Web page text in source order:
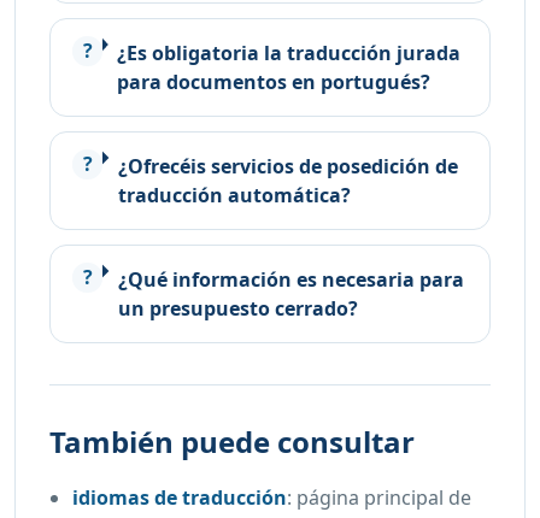
¿Es obligatoria la traducción jurada
para documentos en portugués?
¿Ofrecéis servicios de posedición de
traducción automática?
¿Qué información es necesaria para
un presupuesto cerrado?
También puede consultar
idiomas de traducción: página principal de